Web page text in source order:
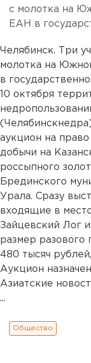
с молотка на
ЕАН в
Челябинск. Три
молотка на
в
10 октября
аукцион на
добычи на
россыпного
Брединского
Урала. Сразу
входящие в
Зайцевский Лог
размер разового
480 тысяч
Аукцион
Азиатские
...
Общество